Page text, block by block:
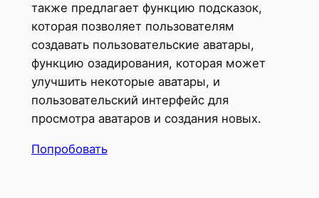
также предлагает функцию подсказок,
которая позволяет пользователям
создавать пользовательские аватары,
функцию озадирования, которая может
улучшить некоторые аватары, и
пользовательский интерфейс для
просмотра аватаров и создания новых.
Попробовать